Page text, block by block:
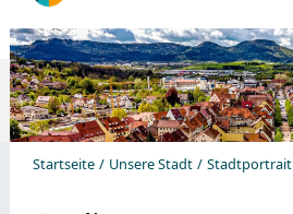
Startseite Unsere Stadt Stadtportrait